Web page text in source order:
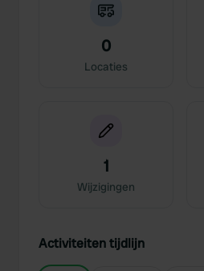
0
Locaties
1
Wijzigingen
Activiteiten tijdlijn